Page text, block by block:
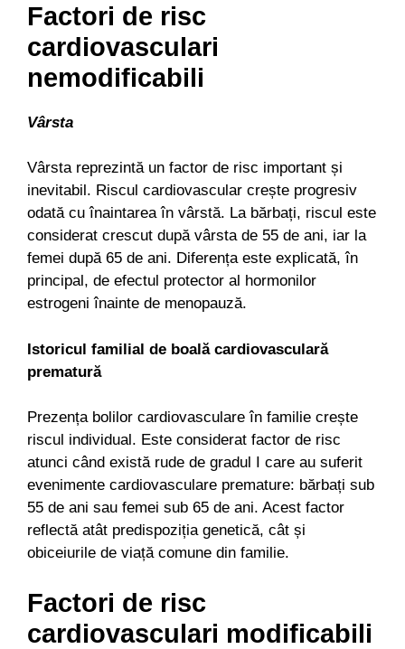
Factori de risc
cardiovasculari
nemodificabili
Vârsta
Vârsta reprezintă un factor de risc important și
inevitabil. Riscul cardiovascular crește progresiv
odată cu înaintarea în vârstă. La bărbați, riscul este
considerat crescut după vârsta de 55 de ani, iar la
femei după 65 de ani. Diferența este explicată, în
principal, de efectul protector al hormonilor
estrogeni înainte de menopauză.
Istoricul familial de boală cardiovasculară
prematură
Prezența bolilor cardiovasculare în familie crește
riscul individual. Este considerat factor de risc
atunci când există rude de gradul I care au suferit
evenimente cardiovasculare premature: bărbați sub
55 de ani sau femei sub 65 de ani. Acest factor
reflectă atât predispoziția genetică, cât și
obiceiurile de viață comune din familie.
Factori de risc
cardiovasculari modificabili